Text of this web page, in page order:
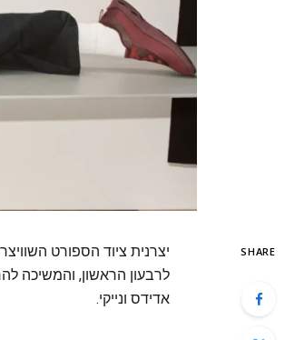
SHARE
לרבעון הראשון, והמשיכה
אדידס ונייקי.